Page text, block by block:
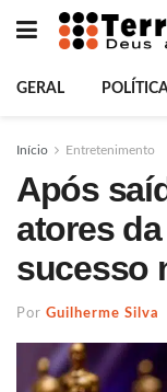
GERAL
Início Entretenimento
Após
atores
sucesso
Por Guilherme Silva